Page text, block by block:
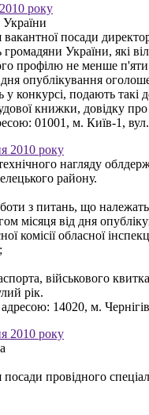
року
України
посади
України, які
профілю не менше п'яти
опублікування
конкурсі, подають такі
книжки, довідку
01001, м. Київ-1,
2010 року
нагляду
району.
з питань, що
місяця від дня
комісії обласної
військового
рік.
14020, м.
2010 року
провідного